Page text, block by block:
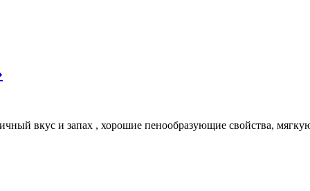
вкус и запах , хорошие пенообразующие свойства,